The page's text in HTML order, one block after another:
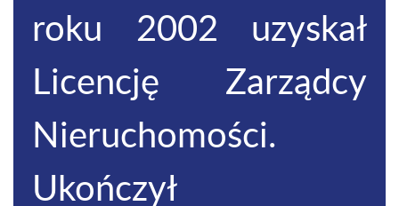
roku 2002 uzyskał
Licencję Zarządcy
Nieruchomości.
Ukończył